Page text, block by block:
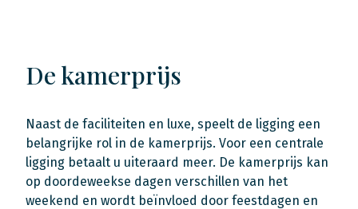
De kamerprijs
Naast de faciliteiten en luxe, speelt de ligging een
belangrijke rol in de kamerprijs. Voor een centrale
ligging betaalt u uiteraard meer. De kamerprijs kan
op doordeweekse dagen verschillen van het
weekend en wordt beïnvloed door feestdagen en